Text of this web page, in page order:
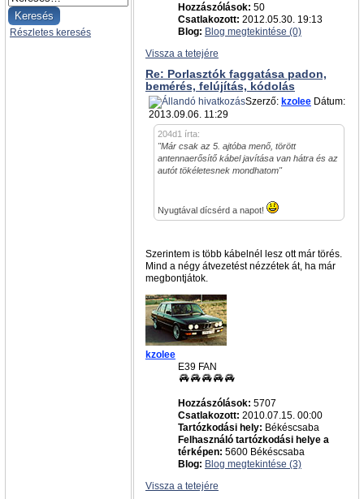
Részletes keresés
Hozzászólások: 50
Csatlakozott: 2012.05.30. 19:13
Blog: Blog megtekintése (0)
Vissza a tetejére
Re: Porlasztók faggatása padon,
bemérés, felújítás, kódolás
Szerző: kzoleeDátum:
2013.09.06. 11:29
204d1 írta:
"Már csak az 5. ajtóba menő, törött
antennaerősítő kábel javítása van hátra és az
autót tökéletesnek mondhatom"
Nyugtával dícsérd a napot!
Szerintem is több kábelnél lesz ott már törés.
Mind a négy átvezetést nézzétek át, ha már
megbontjátok.
kzolee
E39 FAN
Hozzászólások: 5707
Csatlakozott: 2010.07.15. 00:00
Tartózkodási hely: Békéscsaba
Felhasználó tartózkodási helye a
térképen: 5600 Békéscsaba
Blog: Blog megtekintése (3)
Vissza a tetejére